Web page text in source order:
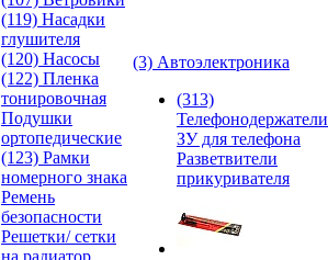
(119) Насадки
глушителя
(120) Насосы
(122) Пленка
тонировочная
Подушки
ортопедические
(123) Рамки
номерного знака
Ремень
безопасности
Решетки/ сетки
на радиатор
(3) Автоэлектроника
(313)
Телефонодержатели
ЗУ для телефона
Разветвители
прикуривателя